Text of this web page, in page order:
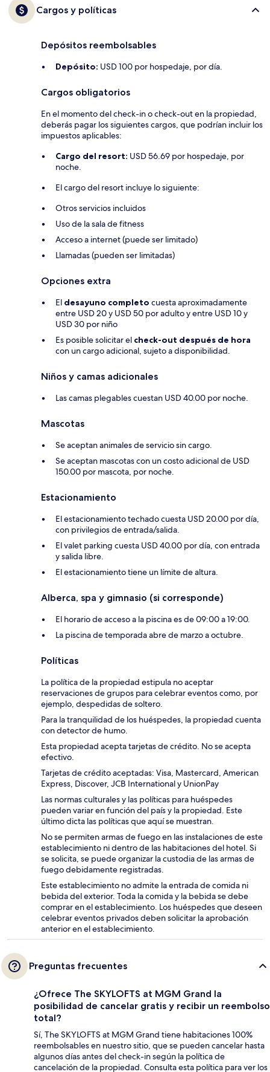
Cargos y políticas
Depósitos reembolsables
Depósito: USD 100 por hospedaje, por día.
Cargos obligatorios
En el momento del check-in o check-out en la propiedad,
deberás pagar los siguientes cargos, que podrían incluir los
impuestos aplicables:
Cargo del resort: USD 56.69 por hospedaje, por
noche.
El cargo del resort incluye lo siguiente:
Otros servicios incluidos
Uso de la sala de fitness
Acceso a internet (puede ser limitado)
Llamadas (pueden ser limitadas)
Opciones extra
El desayuno completo cuesta aproximadamente
entre USD 20 y USD 50 por adulto y entre USD 10 y
USD 30 por niño
Es posible solicitar el check-out después de hora
con un cargo adicional, sujeto a disponibilidad.
Niños y camas adicionales
Las camas plegables cuestan USD 40.00 por noche.
Mascotas
Se aceptan animales de servicio sin cargo.
Se aceptan mascotas con un costo adicional de USD
150.00 por mascota, por noche.
Estacionamiento
El estacionamiento techado cuesta USD 20.00 por día,
con privilegios de entrada/salida.
El valet parking cuesta USD 40.00 por día, con entrada
y salida libre.
El estacionamiento tiene un límite de altura.
Alberca, spa y gimnasio (si corresponde)
El horario de acceso a la piscina es de 09:00 a 19:00.
La piscina de temporada abre de marzo a octubre.
Políticas
La política de la propiedad estipula no aceptar
reservaciones de grupos para celebrar eventos como, por
ejemplo, despedidas de soltero.
Para la tranquilidad de los huéspedes, la propiedad cuenta
con detector de humo.
Esta propiedad acepta tarjetas de crédito. No se acepta
efectivo.
Tarjetas de crédito aceptadas: Visa, Mastercard, American
Express, Discover, JCB International y UnionPay
Las normas culturales y las políticas para huéspedes
pueden variar en función del país y la propiedad. Este
último dicta las políticas que aquí se muestran.
No se permiten armas de fuego en las instalaciones de este
establecimiento ni dentro de las habitaciones del hotel. Si
se solicita, se puede organizar la custodia de las armas de
fuego debidamente registradas.
Este establecimiento no admite la entrada de comida ni
bebida del exterior. Toda la comida y la bebida se debe
comprar en el establecimiento. Los huéspedes que deseen
celebrar eventos privados deben solicitar la aprobación
anterior en el establecimiento.
Preguntas frecuentes
¿Ofrece The SKYLOFTS at MGM Grand la
posibilidad de cancelar gratis y recibir un reembolso
total?
Sí, The SKYLOFTS at MGM Grand tiene habitaciones 100%
reembolsables en nuestro sitio, que se pueden cancelar hasta
algunos días antes del check-in según la política de
cancelación de la propiedad. Consulta esta política para ver los